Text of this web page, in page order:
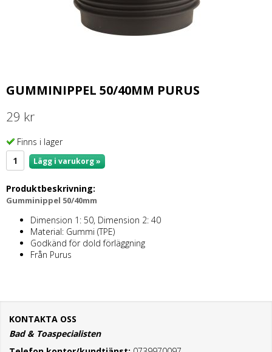
GUMMINIPPEL 50/40MM PURUS
29 kr
Finns i lager
Lägg i varukorg »
Produktbeskrivning:
Gumminippel 50/40mm
Dimension 1: 50, Dimension 2: 40
Material: Gummi (TPE)
Godkänd för dold förläggning
Från Purus
KONTAKTA OSS
Bad & Toaspecialisten